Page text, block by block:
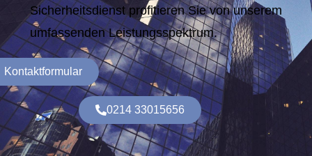
Sicherheitsdienst profitieren Sie von unserem
umfassenden Leistungsspektrum.
Kontaktformular
0214 33015656